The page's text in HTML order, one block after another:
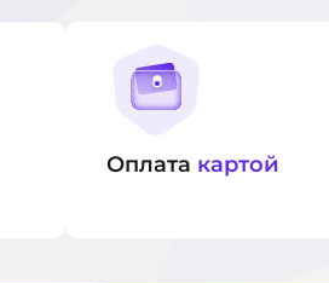
Оплата картой